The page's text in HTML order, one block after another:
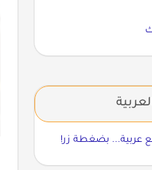
عربية... بضغطة زر!